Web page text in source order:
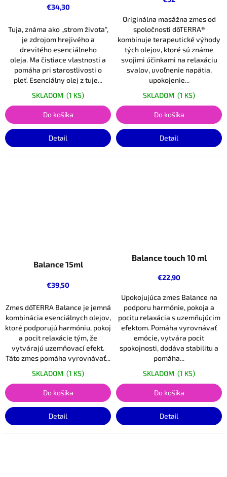
€34,30
Tuja, známa ako „strom života“,
je zdrojom hrejivého a
drevitého esenciálneho
oleja. Ma čistiace vlastnosti a
pomáha pri starostlivosti o
pleť. Esenciálny olej z tuje...
SKLADOM (1 KS)
Do košíka
Detail
Originálna masážna zmes od
spoločnosti dōTERRA®
kombinuje terapeutické výhody
tých olejov, ktoré sú známe
svojimi účinkami na relaxáciu
svalov, uvoľnenie napätia,
upokojenie...
SKLADOM (1 KS)
Do košíka
Detail
Balance 15ml
€39,50
Zmes dōTERRA Balance je jemná
kombinácia esenciálnych olejov,
ktoré podporujú harmóniu, pokoj
a pocit relaxácie tým, že
vytvárajú uzemňovací efekt.
Táto zmes pomáha vyrovnávať...
SKLADOM (1 KS)
Do košíka
Detail
Balance touch 10 ml
€22,90
Upokojujúca zmes Balance na
podporu harmónie, pokoja a
pocitu relaxácia s uzemňujúcim
efektom. Pomáha vyrovnávať
emócie, vytvára pocit
spokojnosti, dodáva stabilitu a
pomáha...
SKLADOM (1 KS)
Do košíka
Detail